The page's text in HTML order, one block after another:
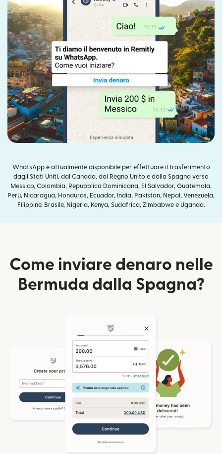
WhatsApp è attualmente disponibile per effettuare il trasferimento
dagli Stati Uniti, dal Canada, dal Regno Unito e dalla Spagna verso
Messico, Colombia, Repubblica Dominicana, El Salvador, Guatemala,
Perù, Nicaragua, Honduras, Ecuador, India, Pakistan, Nepal, Venezuela,
Filippine, Brasile, Nigeria, Kenya, Sudafrica, Zimbabwe e Uganda.
Come inviare denaro nelle
Bermuda dalla Spagna?